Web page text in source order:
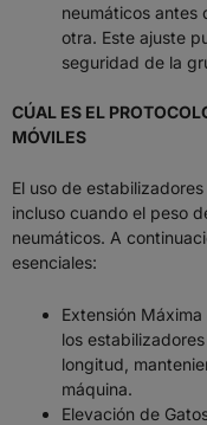
neumáticos antes
otra. Este ajuste
seguridad de la
CÚAL ES EL
MÓVILES
El uso de
incluso cuando el peso
neumáticos. A
esenciales:
Extensión
los
longitud,
máquina.
Elevación de